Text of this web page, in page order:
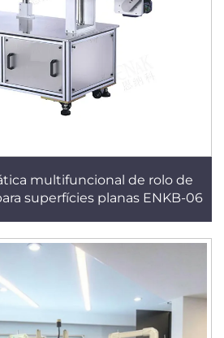
multifuncional de rolo de
superfícies planas ENKB-06